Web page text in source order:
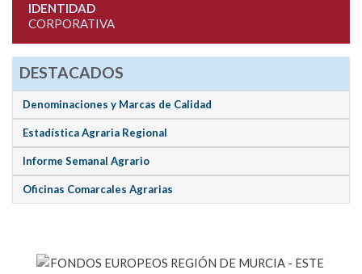
IDENTIDAD
CORPORATIVA
DESTACADOS
Denominaciones y Marcas de Calidad
Estadística Agraria Regional
Informe Semanal Agrario
Oficinas Comarcales Agrarias